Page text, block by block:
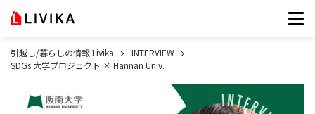
引越し/暮らしの情報 Livika
INTERVIEW
SDGs 大学プロジェクト × Hannan Univ.